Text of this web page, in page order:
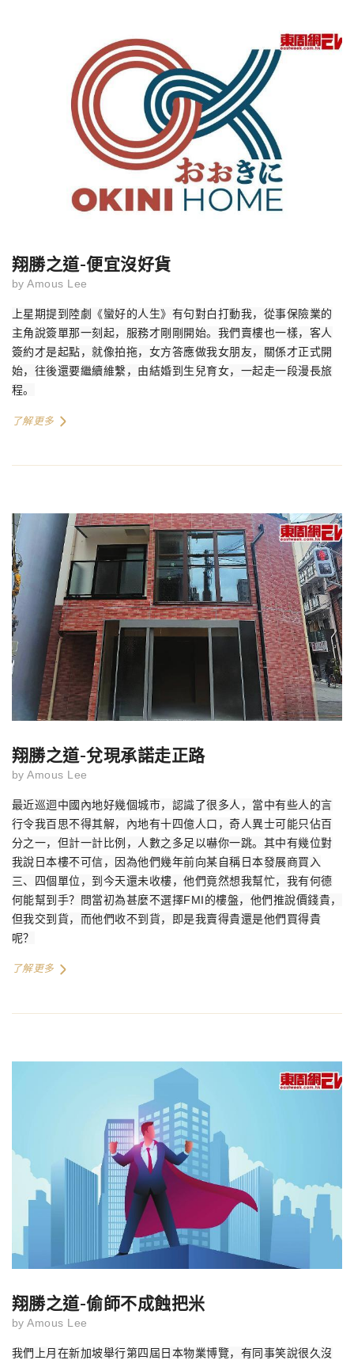
翔勝之道-便宜沒好貨
by Amous Lee
上星期提到陸劇《蠻好的人生》有句對白打動我，從事保險業的
主角說簽單那一刻起，服務才剛剛開始。我們賣樓也一樣，客人
簽約才是起點，就像拍拖，女方答應做我女朋友，關係才正式開
始，往後還要繼續維繫，由結婚到生兒育女，一起走一段漫長旅
程。
了解更多
翔勝之道-兌現承諾走正路
by Amous Lee
最近巡迴中國內地好幾個城市，認識了很多人，當中有些人的言
行令我百思不得其解，內地有十四億人口，奇人異士可能只佔百
分之一，但計一計比例，人數之多足以嚇你一跳。其中有幾位對
我說日本樓不可信，因為他們幾年前向某自稱日本發展商買入
三、四個單位，到今天還未收樓，他們竟然想我幫忙，我有何德
何能幫到手？問當初為甚麼不選擇FMI的樓盤，他們推說價錢貴，
但我交到貨，而他們收不到貨，即是我賣得貴還是他們買得貴
呢？
了解更多
翔勝之道-偷師不成蝕把米
by Amous Lee
我們上月在新加坡舉行第四屆日本物業博覽，有同事笑說很久沒